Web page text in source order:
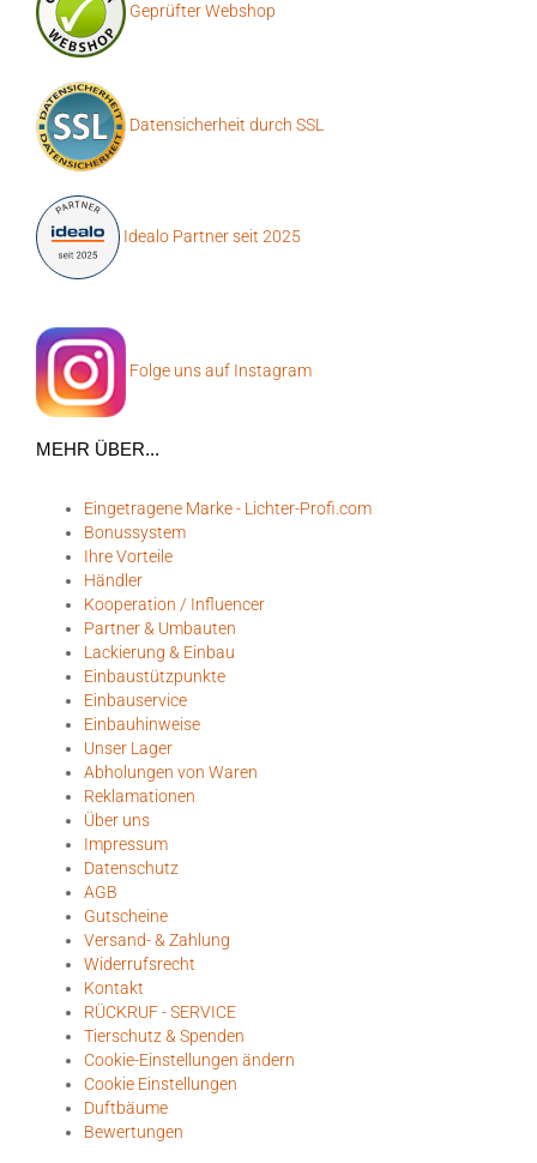
Geprüfter Webshop
Datensicherheit durch SSL
Idealo Partner seit 2025
Folge uns auf Instagram
MEHR ÜBER...
Eingetragene Marke - Lichter-Profi.com
Bonussystem
Ihre Vorteile
Händler
Kooperation / Influencer
Partner & Umbauten
Lackierung & Einbau
Einbaustützpunkte
Einbauservice
Einbauhinweise
Unser Lager
Abholungen von Waren
Reklamationen
Über uns
Impressum
Datenschutz
AGB
Gutscheine
Versand- & Zahlung
Widerrufsrecht
Kontakt
RÜCKRUF - SERVICE
Tierschutz & Spenden
Cookie-Einstellungen ändern
Cookie Einstellungen
Duftbäume
Bewertungen